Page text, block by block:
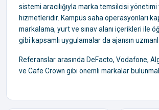
sistemi aracılığıyla marka temsilcisi
hizmetleridir. Kampüs saha operasyonları
markalama, yurt ve sınav alanı içerikleri ile
gibi kapsamlı uygulamalar da ajansın
Referanslar arasında DeFacto, Vodafone,
ve Cafe Crown gibi önemli markalar